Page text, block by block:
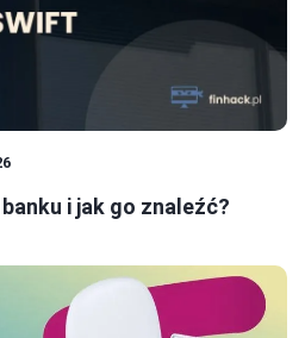
i jak go znaleźć?